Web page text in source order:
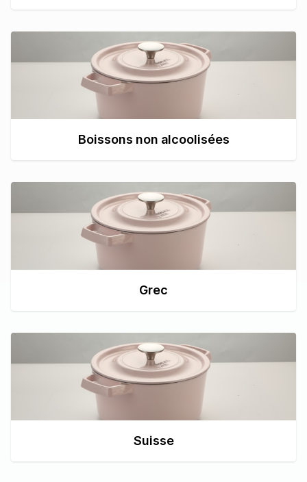
Boissons non alcoolisées
Grec
Suisse